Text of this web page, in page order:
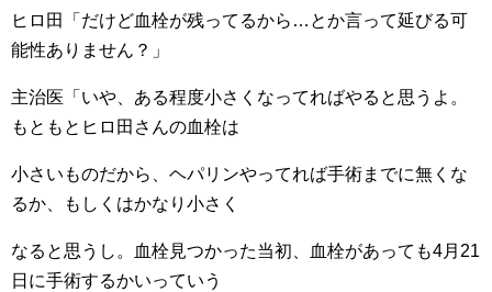
ヒロ田「だけど血栓が残ってるから…とか言って延びる可
能性ありません？」
主治医「いや、ある程度小さくなってればやると思うよ。
もともとヒロ田さんの血栓は
小さいものだから、ヘパリンやってれば手術までに無くな
るか、もしくはかなり小さく
なると思うし。血栓見つかった当初、血栓があっても4月21
日に手術するかいっていう